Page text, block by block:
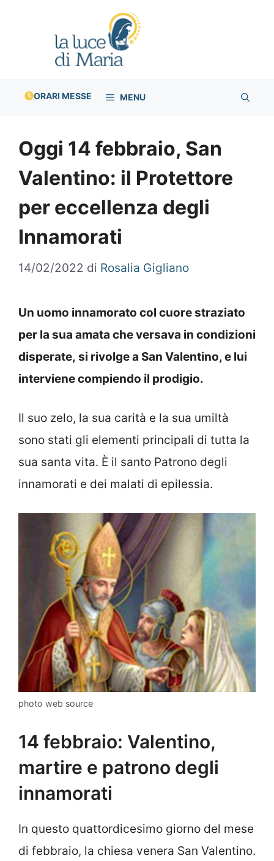
ORARI MESSE MENU
Oggi 14 febbraio, San
Valentino: il Protettore
per eccellenza degli
Innamorati
14/02/2022 di Rosalia Gigliano
Un uomo innamorato col cuore straziato
per la sua amata che versava in condizioni
disperate, si rivolge a San Valentino, e lui
interviene compiendo il prodigio.
Il suo zelo, la sua carità e la sua umiltà
sono stati gli elementi principali di tutta la
sua santa vita. È il santo Patrono degli
innamorati e dei malati di epilessia.
photo web source
14 febbraio: Valentino,
martire e patrono degli
innamorati
In questo quattordicesimo giorno del mese
di febbraio, la chiesa venera San Valentino.